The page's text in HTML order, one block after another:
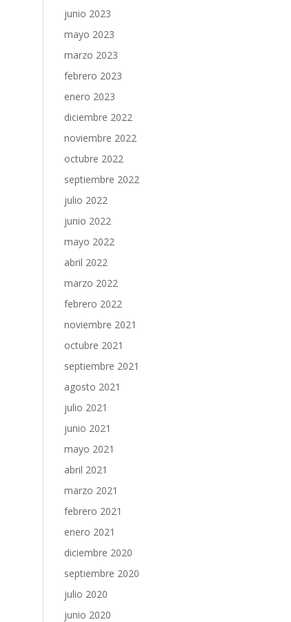
junio 2023
mayo 2023
marzo 2023
febrero 2023
enero 2023
diciembre 2022
noviembre 2022
octubre 2022
septiembre 2022
julio 2022
junio 2022
mayo 2022
abril 2022
marzo 2022
febrero 2022
noviembre 2021
octubre 2021
septiembre 2021
agosto 2021
julio 2021
junio 2021
mayo 2021
abril 2021
marzo 2021
febrero 2021
enero 2021
diciembre 2020
septiembre 2020
julio 2020
junio 2020